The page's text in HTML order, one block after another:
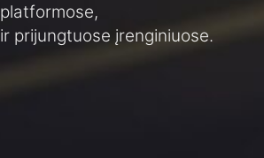
platformose,
ir prijungtuose įrenginiuose.